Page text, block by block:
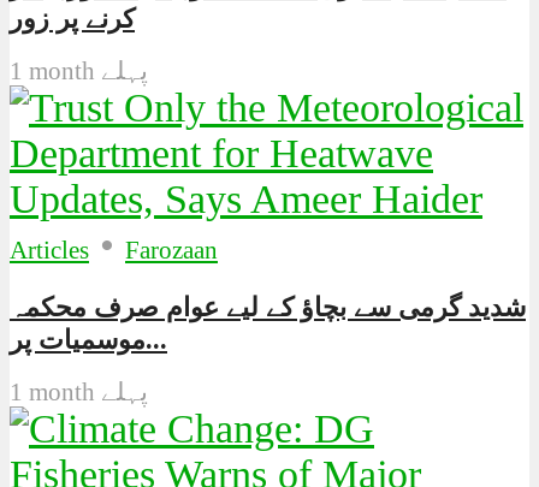
کرنے پر زور
1 month پہلے
Articles • Farozaan
شدید گرمی سے بچاؤ کے لیے عوام صرف محکمہ
موسمیات پر...
1 month پہلے